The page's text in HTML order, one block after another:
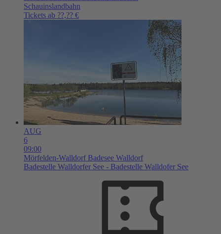
Schauinslandbahn
Tickets ab ??,?? €
AUG
6
09:00
Mörfelden-Walldorf Badesee Walldorf
Badestelle Walldorfer See - Badestelle Walldofer See